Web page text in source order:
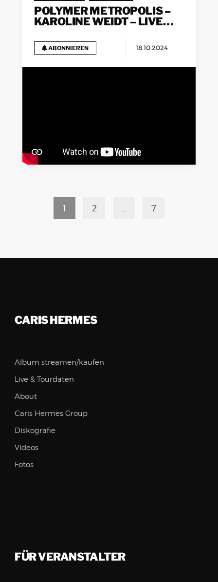
POLYMER METROPOLIS –
KAROLINE WEIDT – LIVE
ABONNIEREN 18.10.2024
1 2 7
CARIS HERMES
Album streamen/kaufen
Live & Tourdaten
About
Caris Hermes Group
Diskografie
Videos
Fotos
FÜR VERANSTALTER